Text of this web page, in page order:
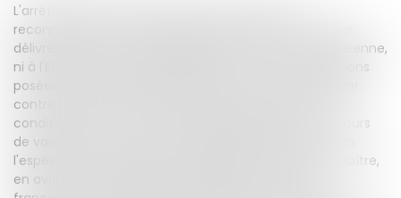
L'arrêté du 12 janvier 2012 fixe les conditions de
reconnaissance et d'échange des permis de conduire
délivrés par les États n'appartenant ni à l'Union européenne,
ni à l'Espace économique européen. Parmi les conditions
posées pour l'échange du permis de conduire étranger
contre un permis de conduire français, se trouve la
condition suivante : le permis étranger doit être en cours
de validité au moment de la demande d'échange. En
l'espèce, un ressortissant soudanais s'était vu reconnaître,
en avril 2015, la qualité de réfugié par les autorités